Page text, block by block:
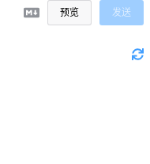
预览 发送